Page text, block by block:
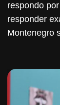
respondo
responder
Montenegro